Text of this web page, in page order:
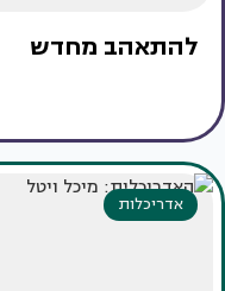
להתאהב מחדש
אדריכלות